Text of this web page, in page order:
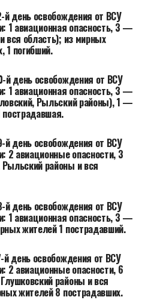
день освобождения от ВСУ
1 авиационная опасность, 3 —
вся область); из мирных
погибший.
день освобождения от ВСУ
1 авиационная опасность, 3 —
Рыльский районы), 1 —
день освобождения от ВСУ
2 авиационные опасности, 3
районы и вся
день освобождения от ВСУ
1 авиационная опасность, 3 —
жителей 1 пострадавший.
день освобождения от ВСУ
2 авиационные опасности, 6
районы и вся
жителей 8 пострадавших.